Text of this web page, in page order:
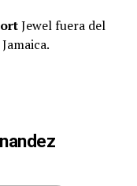
Jewel fuera del